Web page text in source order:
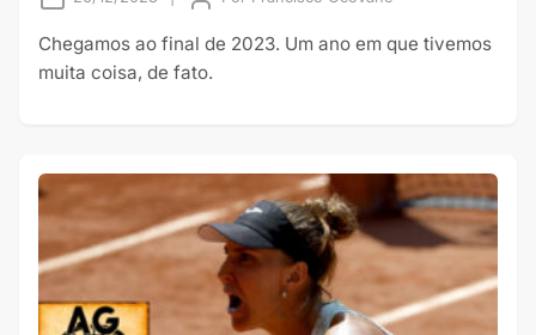
Chegamos ao final de 2023. Um ano em que tivemos
muita coisa, de fato.